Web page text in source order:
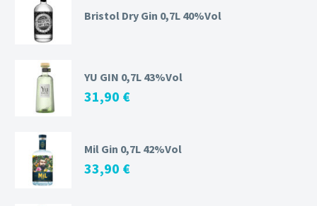
Bristol Dry Gin 0,7L 40%Vol
YU GIN 0,7L 43%Vol
31,90 €
Mil Gin 0,7L 42%Vol
33,90 €